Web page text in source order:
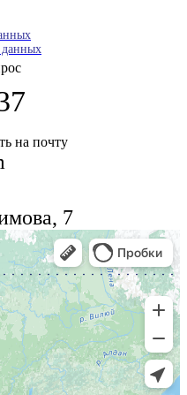
данных
на почту
7